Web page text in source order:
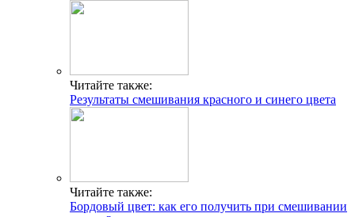
Читайте также:
Результаты смешивания красного и синего цвета
Читайте также:
Бордовый цвет: как его получить при смешивании